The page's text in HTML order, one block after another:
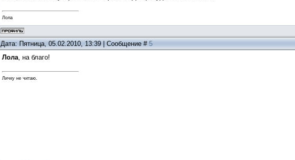
Лола
Дата: Пятница, 05.02.2010, 13:39 | Сообщение # 5
Лола, на благо!
Личку не читаю.